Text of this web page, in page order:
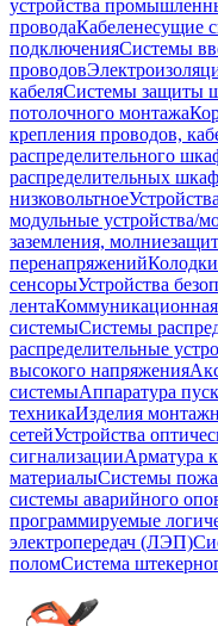
устройства
проводаКабеленесущие
подключенияСистемы
проводов
кабеляСистемы защиты
потолочного монтажа
крепления проводов,
распределительного
распределительных
низковольтное
модульные устройства/
заземления,
перенапряжений
сенсорыУстройства
лента
системыСистемы
распределительные
высокого напряжения
системыАппаратура
техникаИзделия
сетейУстройства
сигнализацииАрматура
материалыСистемы
системы аварийного
программируемые
электропередач (ЛЭП)
поломСистема